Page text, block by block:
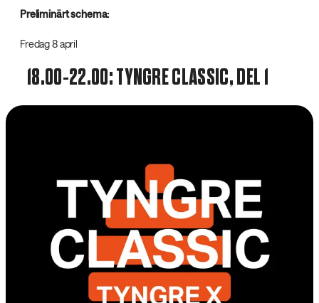
Preliminärt schema:
Fredag 8 april
18.00-22.00: TYNGRE CLASSIC, DEL 1